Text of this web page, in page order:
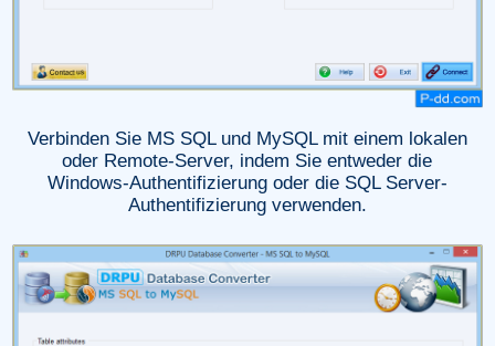
Verbinden Sie MS SQL und MySQL mit einem lokalen
oder Remote-Server, indem Sie entweder die
Windows-Authentifizierung oder die SQL Server-
Authentifizierung verwenden.